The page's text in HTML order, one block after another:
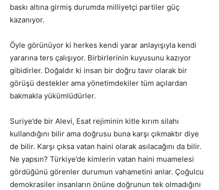
baskı altına girmiş durumda milliyetçi partiler güç
kazanıyor.
Öyle görünüyor ki herkes kendi yarar anlayışıyla kendi
yararına ters çalışıyor. Birbirlerinin kuyusunu kazıyor
gibidirler. Doğaldır ki insan bir doğru tavır olarak bir
görüşü destekler ama yönetimdekiler tüm açılardan
bakmakla yükümlüdürler.
Suriye’de bir Alevi, Esat rejiminin kitle kırım silahı
kullandığını bilir ama doğrusu buna karşı çıkmaktır diye
de bilir. Karşı çıksa vatan haini olarak asılacağını da bilir.
Ne yapsın? Türkiye’de kimlerin vatan haini muamelesi
gördüğünü görenler durumun vahametini anlar. Çoğulcu
demokrasiler insanların önüne doğrunun tek olmadığını